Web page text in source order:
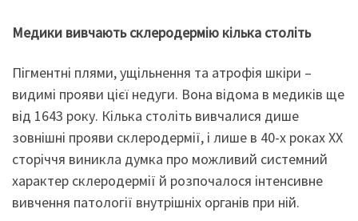
Медики вивчають склеродермію кілька століть
Пігментні плями, ущільнення та атрофія шкіри –
видимі прояви цієї недуги. Вона відома в медиків ще
від 1643 року. Кілька століть вивчалися дише
зовнішні прояви склеродермії, і лише в 40-х роках XX
сторіччя виникла думка про можливий системний
характер склеродермії й розпочалося інтенсивне
вивчення патології внутрішніх органів при ній.